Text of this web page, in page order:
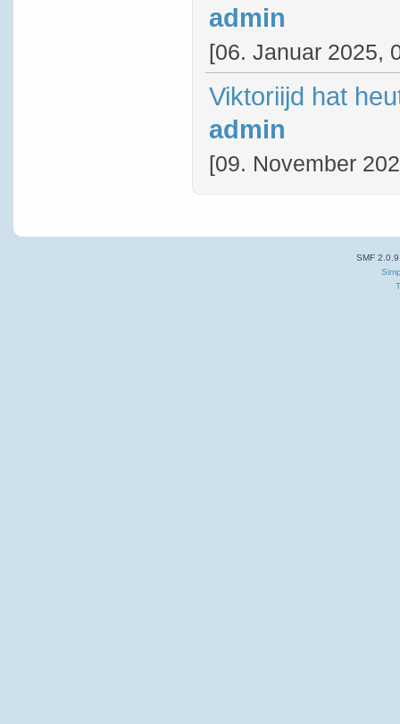
admin
[06. Januar 2025,
Viktoriijd hat
admin
[09. November
SMF 2.0.9